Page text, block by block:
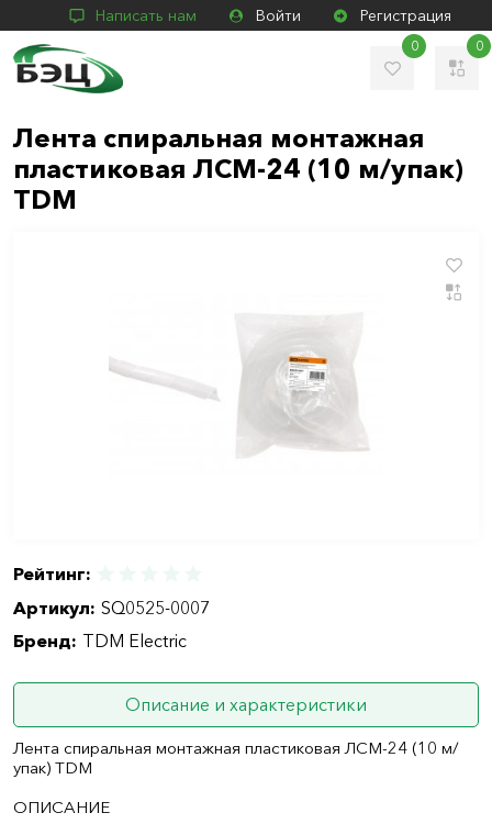
Написать нам Войти Регистрация
0 0
Лента спиральная монтажная
пластиковая ЛСМ-24 (10 м/упак)
TDM
Рейтинг:
Артикул: SQ0525-0007
Бренд: TDM Electric
Описание и характеристики
Лента спиральная монтажная пластиковая ЛСМ-24 (10 м/
упак) TDM
ОПИСАНИЕ